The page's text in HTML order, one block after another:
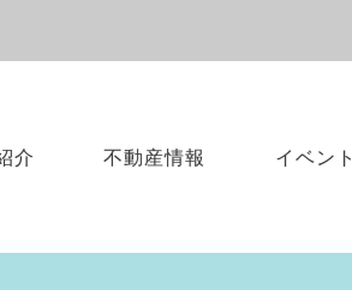
介 不動産情報 イベン